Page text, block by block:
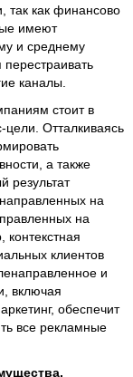
так как финансово
имеют
и среднему
перестраивать
каналы.
стоит в
цели. Отталкиваясь
а также
результат
на
на
клиентов
и
включая
обеспечит
все рекламные